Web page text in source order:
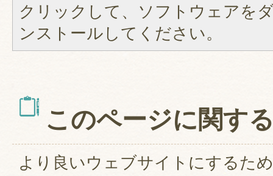
クリックして、ソフトウェアを
ンストールしてください。
このページに関す
より良いウェブサイトにするた